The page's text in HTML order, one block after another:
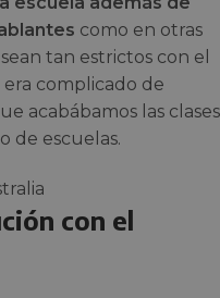
como en otras
tan estrictos con el
era complicado de
acabábamos las clases
de escuelas.
con el